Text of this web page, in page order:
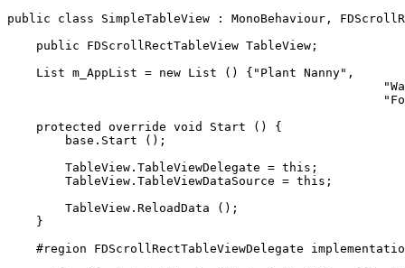
public class SimpleTableView : MonoBehaviour,
    public FDScrollRectTableView TableView;
    List m_AppList = new List () {"Plant Nanny",
    protected override void Start () {
        base.Start ();
        TableView.TableViewDelegate = this;
        TableView.TableViewDataSource = this;
        TableView.ReloadData ();
    }
#region FDScrollRectTableViewDelegate